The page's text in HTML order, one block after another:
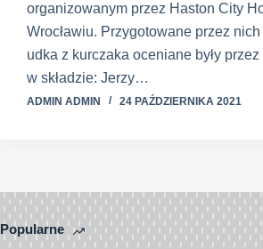
organizowanym przez Haston City
Wrocławiu. Przygotowane przez
udka z kurczaka oceniane były
w składzie: Jerzy…
ADMIN ADMIN 24 PAŹDZIERNIKA 2021
Popularne